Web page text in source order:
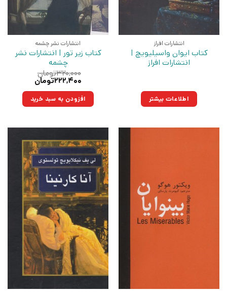
انتشارات افراز
کتاب ایوان واسیلیویچ |
انتشارات افراز
اطلاعات بیشتر
انتشارات نشر چشمه
کتاب زیر تور | انتشارات نشر
چشمه
۳۲۰,۰۰۰تومان
قیمت
۳۲۰,۰۰۰تومان
بود.
۲۲۲,۴۰۰تومان
۲۲۲,۴۰۰تومان.افزودن به سبد خرید